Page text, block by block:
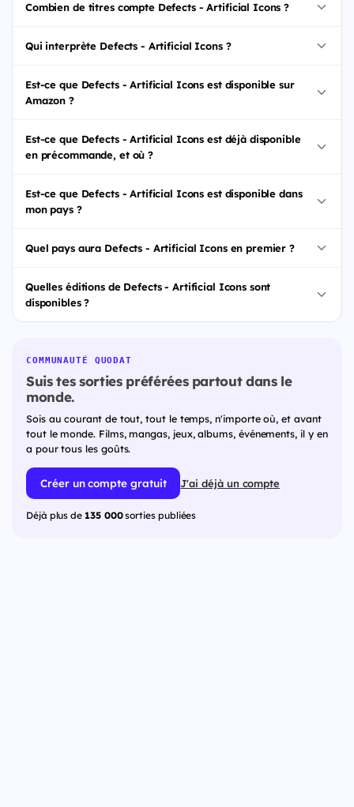
Combien de titres compte Defects - Artificial Icons ?
Qui interprète Defects - Artificial Icons ?
Est-ce que Defects - Artificial Icons est disponible sur
Amazon ?
Est-ce que Defects - Artificial Icons est déjà disponible
en précommande, et où ?
Est-ce que Defects - Artificial Icons est disponible dans
mon pays ?
Quel pays aura Defects - Artificial Icons en premier ?
Quelles éditions de Defects - Artificial Icons sont
disponibles ?
COMMUNAUTÉ QUODAT
Suis tes sorties préférées partout dans le
monde.
Sois au courant de tout, tout le temps, n'importe où, et avant
tout le monde. Films, mangas, jeux, albums, événements, il y en
a pour tous les goûts.
Créer un compte gratuit J'ai déjà un compte
Déjà plus de 135 000sorties publiées